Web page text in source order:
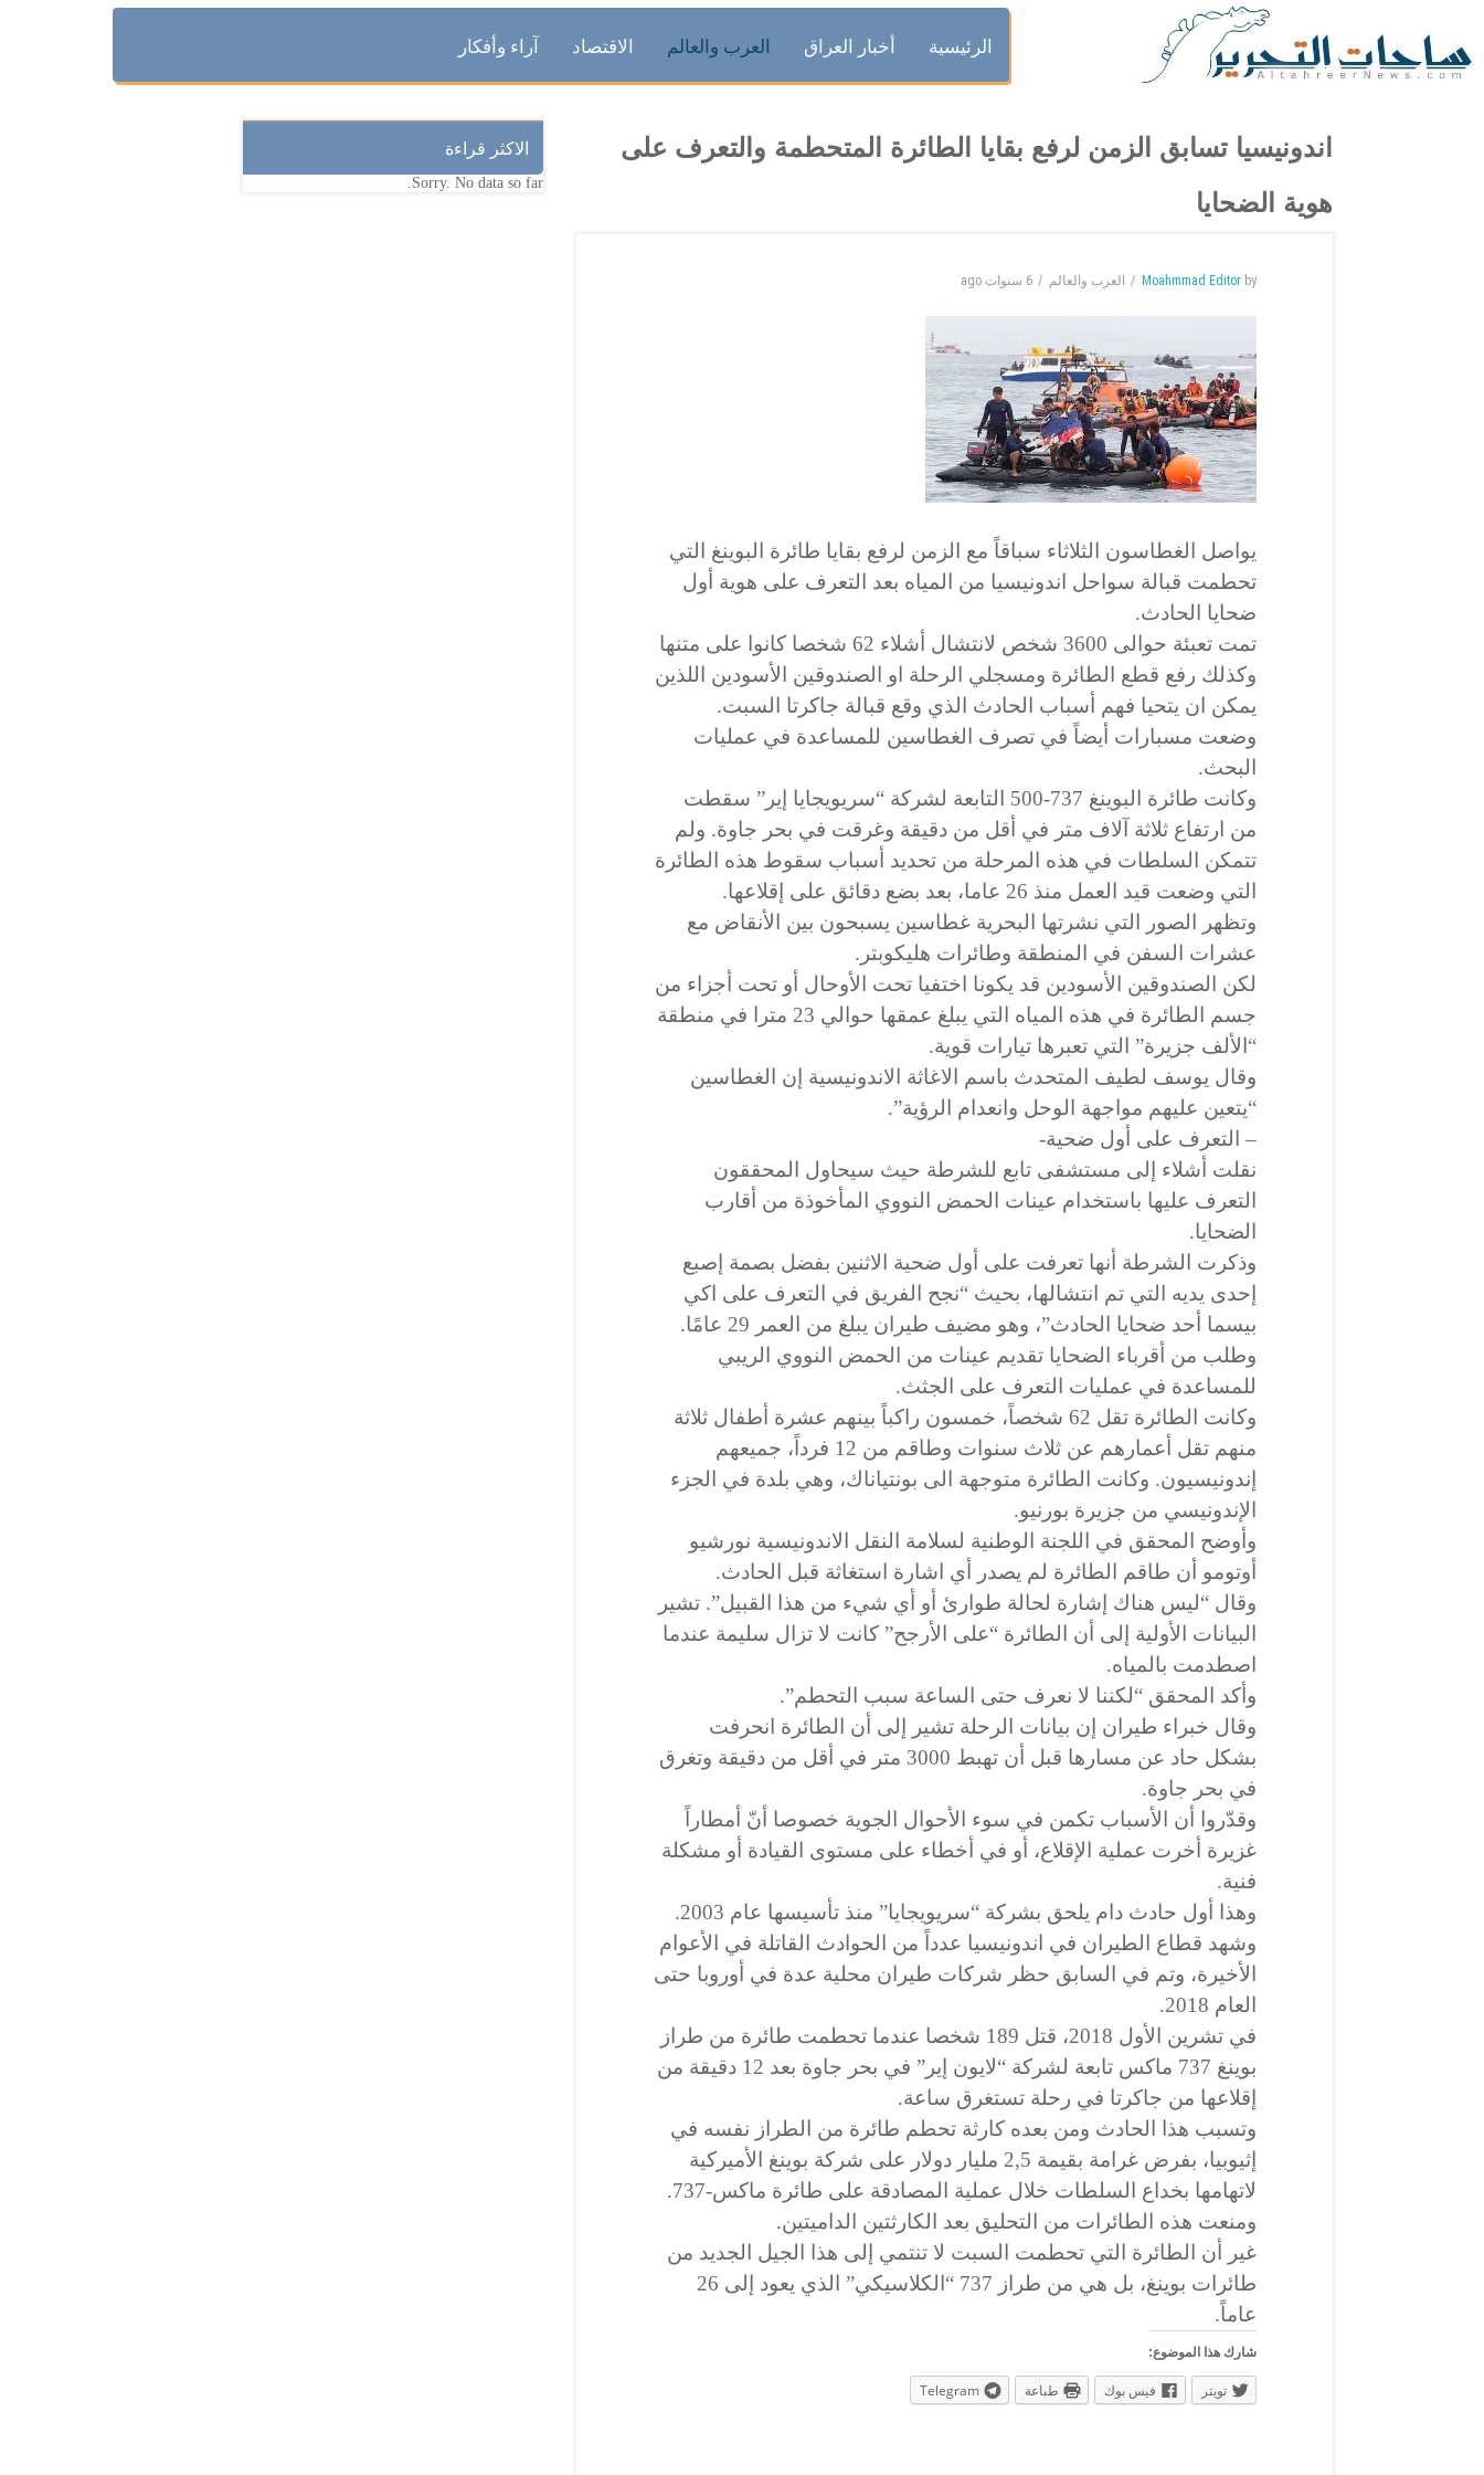
الرئيسية أخبار العراق العرب والعالم الاقتصاد آراء وأفكار
اندونيسيا تسابق الزمن لرفع بقايا الطائرة المتحطمة والتعرف على
هوية الضحايا
by
Moahmmad Editor العرب والعالم 6 سنوات ago
يواصل الغطاسون الثلاثاء سباقاً مع الزمن لرفع بقايا طائرة البوينغ التي
تحطمت قبالة سواحل اندونيسيا من المياه بعد التعرف على هوية أول
ضحايا الحادث.
تمت تعبئة حوالى 3600 شخص لانتشال أشلاء 62 شخصا كانوا على متنها
وكذلك رفع قطع الطائرة ومسجلي الرحلة او الصندوقين الأسودين اللذين
يمكن ان يتحيا فهم أسباب الحادث الذي وقع قبالة جاكرتا السبت.
وضعت مسبارات أيضاً في تصرف الغطاسين للمساعدة في عمليات
البحث.
وكانت طائرة البوينغ 737-500 التابعة لشركة “سريويجايا إير” سقطت
من ارتفاع ثلاثة آلاف متر في أقل من دقيقة وغرقت في بحر جاوة. ولم
تتمكن السلطات في هذه المرحلة من تحديد أسباب سقوط هذه الطائرة
التي وضعت قيد العمل منذ 26 عاما، بعد بضع دقائق على إقلاعها.
وتظهر الصور التي نشرتها البحرية غطاسين يسبحون بين الأنقاض مع
عشرات السفن في المنطقة وطائرات هليكوبتر.
لكن الصندوقين الأسودين قد يكونا اختفيا تحت الأوحال أو تحت أجزاء من
جسم الطائرة في هذه المياه التي يبلغ عمقها حوالي 23 مترا في منطقة
“الألف جزيرة” التي تعبرها تيارات قوية.
وقال يوسف لطيف المتحدث باسم الاغاثة الاندونيسية إن الغطاسين
“يتعين عليهم مواجهة الوحل وانعدام الرؤية”.
– التعرف على أول ضحية-
نقلت أشلاء إلى مستشفى تابع للشرطة حيث سيحاول المحققون
التعرف عليها باستخدام عينات الحمض النووي المأخوذة من أقارب
الضحايا.
وذكرت الشرطة أنها تعرفت على أول ضحية الاثنين بفضل بصمة إصبع
إحدى يديه التي تم انتشالها، بحيث “نجح الفريق في التعرف على اكي
بيسما أحد ضحايا الحادث”، وهو مضيف طيران يبلغ من العمر 29 عامًا.
وطلب من أقرباء الضحايا تقديم عينات من الحمض النووي الريبي
للمساعدة في عمليات التعرف على الجثث.
وكانت الطائرة تقل 62 شخصاً، خمسون راكباً بينهم عشرة أطفال ثلاثة
منهم تقل أعمارهم عن ثلاث سنوات وطاقم من 12 فرداً، جميعهم
إندونيسيون. وكانت الطائرة متوجهة الى بونتياناك، وهي بلدة في الجزء
الإندونيسي من جزيرة بورنيو.
وأوضح المحقق في اللجنة الوطنية لسلامة النقل الاندونيسية نورشيو
أوتومو أن طاقم الطائرة لم يصدر أي اشارة استغاثة قبل الحادث.
وقال “ليس هناك إشارة لحالة طوارئ أو أي شيء من هذا القبيل”. تشير
البيانات الأولية إلى أن الطائرة “على الأرجح” كانت لا تزال سليمة عندما
اصطدمت بالمياه.
وأكد المحقق “لكننا لا نعرف حتى الساعة سبب التحطم”.
وقال خبراء طيران إن بيانات الرحلة تشير إلى أن الطائرة انحرفت
بشكل حاد عن مسارها قبل أن تهبط 3000 متر في أقل من دقيقة وتغرق
في بحر جاوة.
وقدّروا أن الأسباب تكمن في سوء الأحوال الجوية خصوصا أنّ أمطاراً
غزيرة أخرت عملية الإقلاع، أو في أخطاء على مستوى القيادة أو مشكلة
فنية.
وهذا أول حادث دام يلحق بشركة “سريويجايا” منذ تأسيسها عام 2003.
وشهد قطاع الطيران في اندونيسيا عدداً من الحوادث القاتلة في الأعوام
الأخيرة، وتم في السابق حظر شركات طيران محلية عدة في أوروبا حتى
العام 2018.
في تشرين الأول 2018، قتل 189 شخصا عندما تحطمت طائرة من طراز
بوينغ 737 ماكس تابعة لشركة “لايون إير” في بحر جاوة بعد 12 دقيقة من
إقلاعها من جاكرتا في رحلة تستغرق ساعة.
وتسبب هذا الحادث ومن بعده كارثة تحطم طائرة من الطراز نفسه في
إثيوبيا، بفرض غرامة بقيمة 2,5 مليار دولار على شركة بوينغ الأميركية
لاتهامها بخداع السلطات خلال عملية المصادقة على طائرة ماكس-737.
ومنعت هذه الطائرات من التحليق بعد الكارثتين الداميتين.
غير أن الطائرة التي تحطمت السبت لا تنتمي إلى هذا الجيل الجديد من
طائرات بوينغ، بل هي من طراز 737 “الكلاسيكي” الذي يعود إلى 26
عاماً.
شارك هذا الموضوع:
تويتر فيس بوك طباعة Telegram
الاكثر قراءة
Sorry. No data so far.